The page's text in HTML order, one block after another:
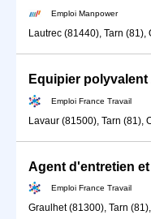
Emploi Manpower
Lautrec (81440), Tarn (81),
Emploi France Travail
Lavaur (81500), Tarn (81),
Agent d'entretien
Emploi France Travail
Graulhet (81300), Tarn